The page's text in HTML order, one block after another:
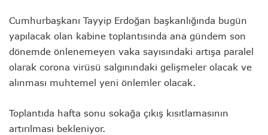
Cumhurbaşkanı Tayyip Erdoğan başkanlığında bugün
yapılacak olan kabine toplantısında ana gündem son
dönemde önlenemeyen vaka sayısındaki artışa paralel
olarak corona virüsü salgınındaki gelişmeler olacak ve
alınması muhtemel yeni önlemler olacak.
Toplantıda hafta sonu sokağa çıkış kısıtlamasının
artırılması bekleniyor.